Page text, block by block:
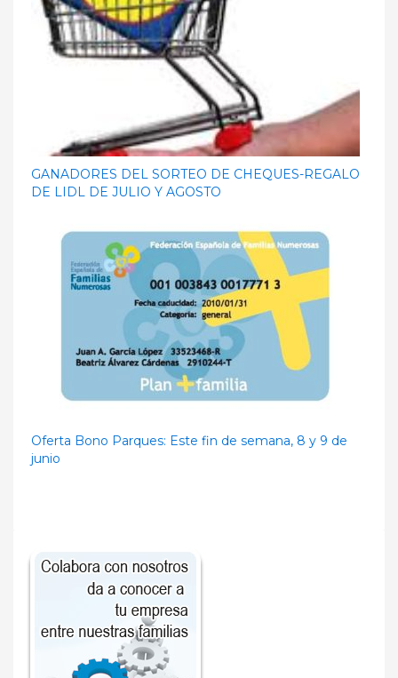
GANADORES DEL SORTEO DE CHEQUES-REGALO
DE LIDL DE JULIO Y AGOSTO
Oferta Bono Parques: Este fin de semana, 8 y 9 de
junio